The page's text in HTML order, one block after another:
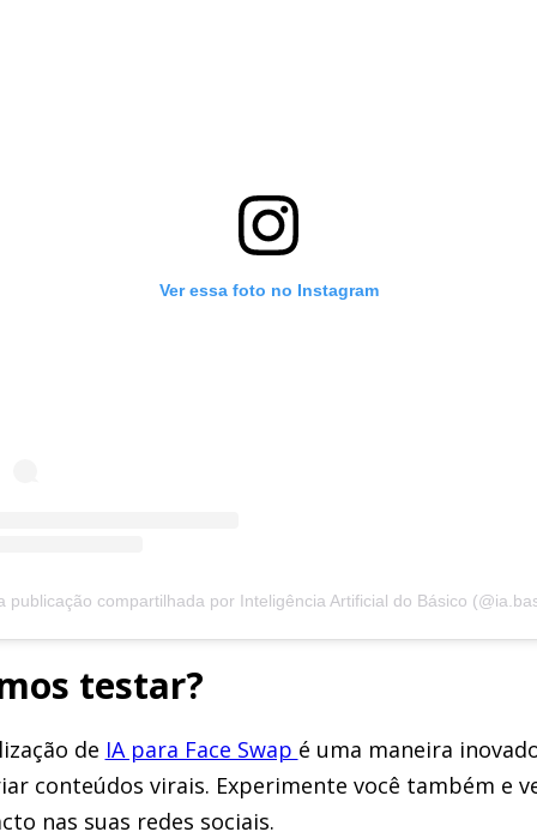
Ver essa foto no Instagram
publicação compartilhada por Inteligência Artificial do Básico
testar?
de IA para Face Swap é uma maneira
conteúdos virais. Experimente você também e
nas suas redes sociais.